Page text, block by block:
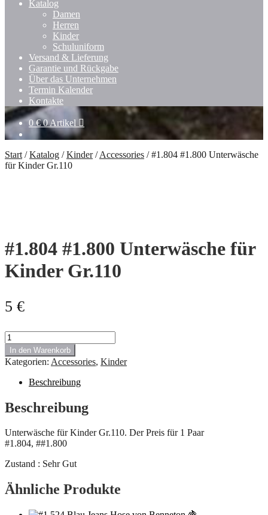
Katalog
Damen
Herren
Kinder
Schuluniform
Versand & Lieferung
Garantie und Rückgabe
Über das Unternehmen
Termin Kalender
Kontakte
0 € 0 Artikel
Start /Katalog /Kinder/Accessories /#1.804 #1.800 Unterwäsche
für Kinder Gr.110
#1.804 #1.800 Unterwäsche für
Kinder Gr.110
5 €
#1.804
#1.800
Unterwäsche
für
Kinder
Gr.110
Menge
In den Warenkorb
Kategorien: Accessories, Kinder
Beschreibung
Beschreibung
Unterwäsche für Kinder Gr.110. Der Preis für 1 Paar
#1.804, ##1.800
Zustand : Sehr Gut
Ähnliche Produkte